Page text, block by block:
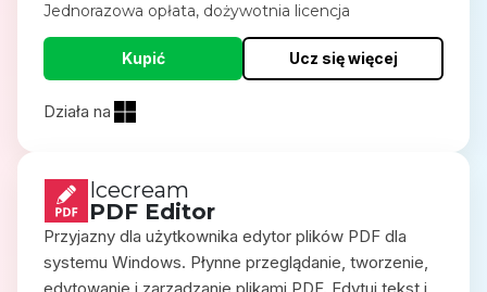
Jednorazowa opłata, dożywotnia licencja
Kupić Ucz się więcej
Działa na
Icecream
PDF Editor
Przyjazny dla użytkownika edytor plików PDF dla
systemu Windows. Płynne przeglądanie, tworzenie,